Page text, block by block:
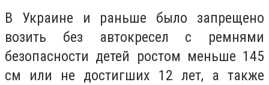
В Украине и раньше было запрещено
возить без автокресел с ремнями
безопасности детей ростом меньше 145
см или не достигших 12 лет, а также